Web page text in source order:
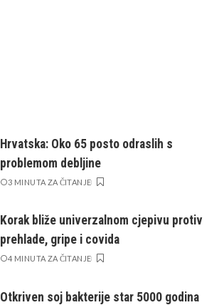
Hrvatska: Oko 65 posto odraslih s
problemom debljine
3 MINUTA ZA ČITANJE
Korak bliže univerzalnom cjepivu protiv
prehlade, gripe i covida
4 MINUTA ZA ČITANJE
Otkriven soj bakterije star 5000 godina